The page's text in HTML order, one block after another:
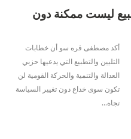
ليست ممكنة دون
أكد مصطفى قره سو أن خطابات
التليين والتطبيع التي يدعيها حزبي
العدالة والتنمية والحركة القومية لن
تكون سوى خداع دون تغيير السياسة
تجاه…